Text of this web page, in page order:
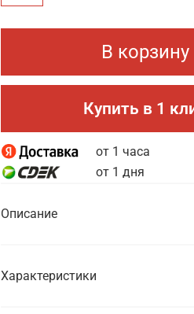
В корзину
Купить в 1
от 1 часа
от 1 дня
Описание
Характеристики